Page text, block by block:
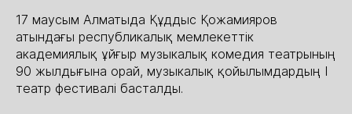
17 маусым Алматыда Құддыс Қожамияров
атындағы республикалық мемлекеттік
академиялық ұйғыр музыкалық комедия театрының
90 жылдығына орай, музыкалық қойылымдардың І
театр фестивалі басталды.